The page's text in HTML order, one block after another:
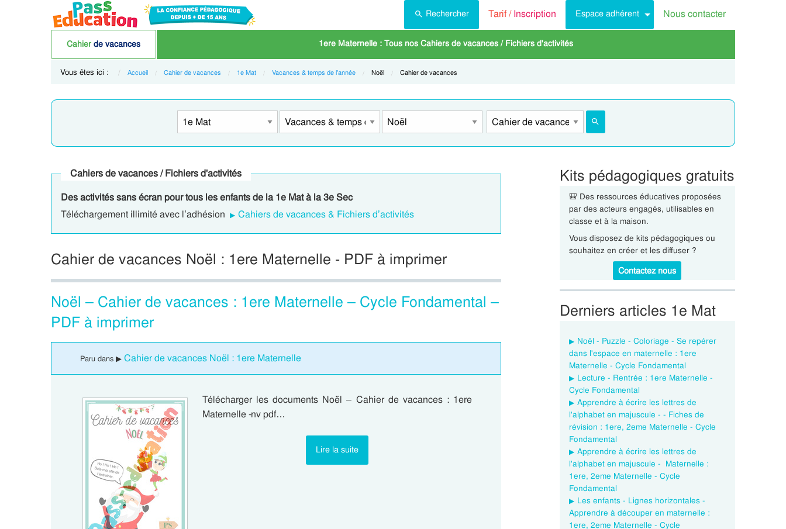
Rechercher Tarif /Inscription Espace adhérent Nous contacter
Cahier de vacances 1ere Maternelle : Tous nos Cahiers de vacances / Fichiers d'activités
Vous êtes ici : Accueil Cahier de vacances 1e Mat Vacances & temps de l’année Current:
Noël Current:
Cahier de vacances
Cahiers de vacances / Fichiers d'activités
Des activités sans écran pour tous les enfants de la 1e Mat à la 3e Sec
Téléchargement illimité avec l’adhésion
Cahiers de vacances & Fichiers d’activités
Cahier de vacances Noël : 1ere Maternelle - PDF à imprimer
Noël – Cahier de vacances : 1ere Maternelle – Cycle Fondamental –
PDF à imprimer
Paru dans ▶ Cahier de vacances Noël : 1ere Maternelle
Télécharger les documents Noël – Cahier de vacances : 1ere
Maternelle -nv pdf…
Lire la suite
Kits pédagogiques gratuits
🎒 Des ressources éducatives proposées
par des acteurs engagés, utilisables en
classe et à la maison.
Vous disposez de kits pédagogiques ou
souhaitez en créer et les diffuser ?
Contactez nous
Derniers articles 1e Mat
Noël - Puzzle - Coloriage - Se repérer
dans l'espace en maternelle : 1ere
Maternelle - Cycle Fondamental
Lecture - Rentrée : 1ere Maternelle -
Cycle Fondamental
Apprendre à écrire les lettres de
l'alphabet en majuscule - - Fiches de
révision : 1ere, 2eme Maternelle - Cycle
Fondamental
Apprendre à écrire les lettres de
l'alphabet en majuscule - Maternelle :
1ere, 2eme Maternelle - Cycle
Fondamental
Les enfants - Lignes horizontales -
Apprendre à découper en maternelle :
1ere, 2eme Maternelle - Cycle